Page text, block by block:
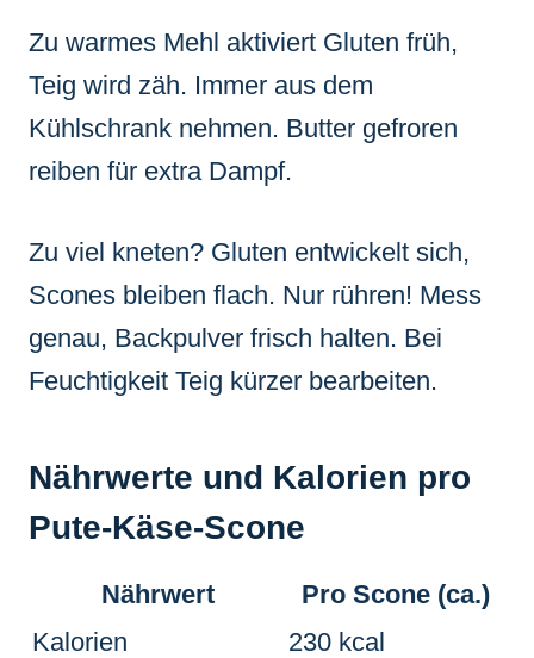
Zu warmes Mehl aktiviert Gluten früh,
Teig wird zäh. Immer aus dem
Kühlschrank nehmen. Butter gefroren
reiben für extra Dampf.
Zu viel kneten? Gluten entwickelt sich,
Scones bleiben flach. Nur rühren! Mess
genau, Backpulver frisch halten. Bei
Feuchtigkeit Teig kürzer bearbeiten.
Nährwerte und Kalorien pro
Pute-Käse-Scone
Nährwert
Pro Scone (ca.)
Kalorien
230 kcal